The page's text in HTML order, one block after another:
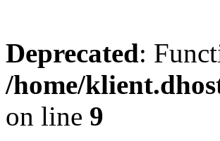
Deprecated:
/home/
on line 9